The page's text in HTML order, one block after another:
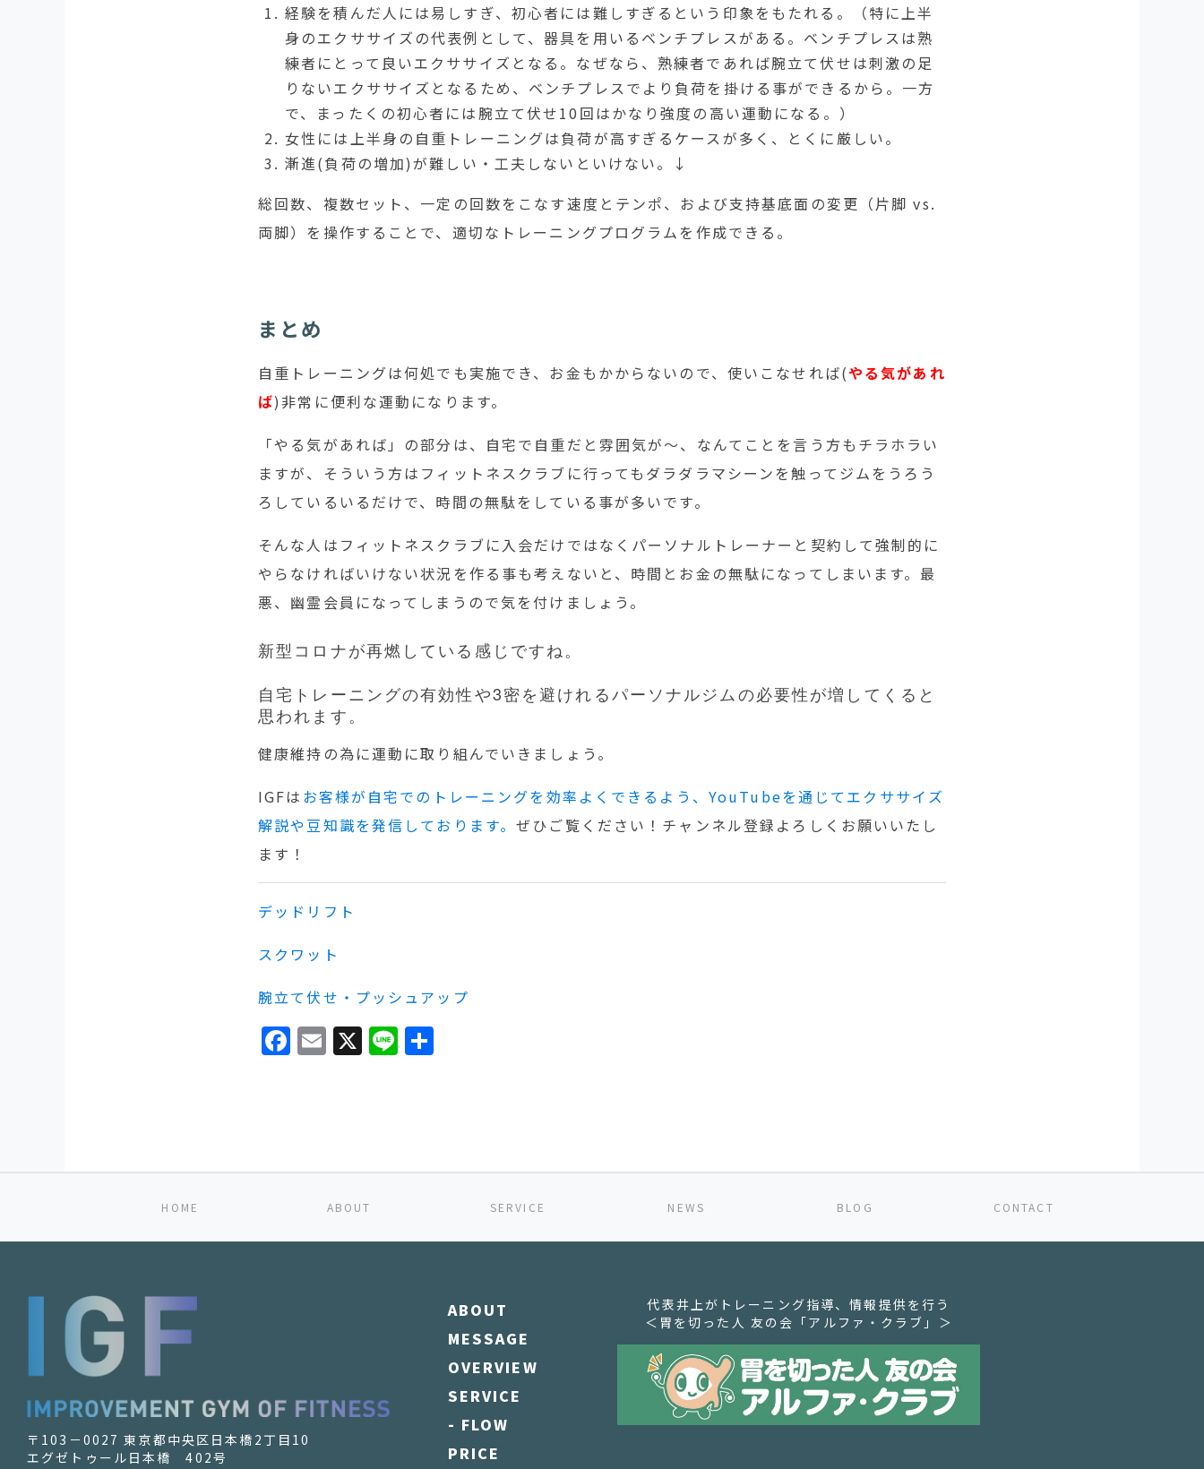
経験を積んだ人には易しすぎ、初心者には難しすぎるという印象をもたれる。（特に上半
身のエクササイズの代表例として、器具を用いるベンチプレスがある。ベンチプレスは熟
練者にとって良いエクササイズとなる。なぜなら、熟練者であれば腕立て伏せは刺激の足
りないエクササイズとなるため、ベンチプレスでより負荷を掛ける事ができるから。一方
で、まったくの初心者には腕立て伏せ10回はかなり強度の高い運動になる。）
女性には上半身の自重トレーニングは負荷が高すぎるケースが多く、とくに厳しい。
漸進(負荷の増加)が難しい・工夫しないといけない。↓
総回数、複数セット、一定の回数をこなす速度とテンポ、および支持基底面の変更（片脚 vs.
両脚）を操作することで、適切なトレーニングプログラムを作成できる。
まとめ
自重トレーニングは何処でも実施でき、お金もかからないので、使いこなせれば(やる気があれ
ば)非常に便利な運動になります。
「やる気があれば」の部分は、自宅で自重だと雰囲気が～、なんてことを言う方もチラホラい
ますが、そういう方はフィットネスクラブに行ってもダラダラマシーンを触ってジムをうろう
ろしているいるだけで、時間の無駄をしている事が多いです。
そんな人はフィットネスクラブに入会だけではなくパーソナルトレーナーと契約して強制的に
やらなければいけない状況を作る事も考えないと、時間とお金の無駄になってしまいます。最
悪、幽霊会員になってしまうので気を付けましょう。
新型コロナが再燃している感じですね。
自宅トレーニングの有効性や3密を避けれるパーソナルジムの必要性が増してくると
思われます。
健康維持の為に運動に取り組んでいきましょう。
IGFは お客様が自宅でのトレーニングを効率よくできるよう、YouTubeを通じてエクササイズ
解説や豆知識を発信しております。ぜひご覧ください！チャンネル登録よろしくお願いいたし
ます！
デッドリフト
スクワット
腕立て伏せ・プッシュアップ
Facebook
Email
X Line
HOME ABOUT SERVICE NEWS BLOG CONTACT
〒103－0027 東京都中央区日本橋2丁目10
エグゼトゥール日本橋 402号
ABOUT
MESSAGE
OVERVIEW
SERVICE
- FLOW
PRICE
代表井上がトレーニング指導、情報提供を行う
＜胃を切った人 友の会「アルファ・クラブ」＞